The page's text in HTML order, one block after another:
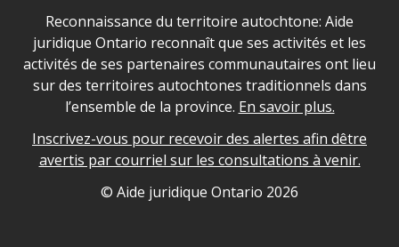
Legal Aid Ontario land acknowledgement
Reconnaissance du territoire autochtone: Aide
juridique Ontario reconnaît que ses activités et les
activités de ses partenaires communautaires ont lieu
sur des territoires autochtones traditionnels dans
l’ensemble de la province. En savoir plus.
Inscrivez-vous pour recevoir des alertes afin dêtre
avertis par courriel sur les consultations à venir.
Legal Aid Ontario copyright information
© Aide juridique Ontario 2026